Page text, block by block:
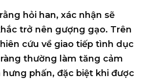
hỏi han, xác nhận sẽ
trở nên gượng gạo. Trên
cứu về giao tiếp tình dục
thường làm tăng cảm
hưng phấn, đặc biệt khi được